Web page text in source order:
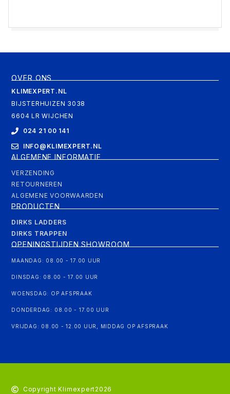
OVER ONS
KLIMEXPERT.NL
BIJSTERHUIZEN 3038
6604 LR WIJCHEN
024 21 00 141
INFO@KLIMEXPERT.NL
ALGEMENE INFORMATIE
VERZENDING
RETOURNEREN
ALGEMENE VOORWAARDEN
PRODUCTEN
DIRKS LADDERS
DIRKS TRAPPEN
OPENINGSTIJDEN SHOWROOM
MAANDAG: 08.00 - 17.00 UUR
DINSDAG: 08.00 - 17.00 UUR
WOENSDAG: OP AFSPRAAK
DONDERDAG: 08.00 - 17.00 UUR
VRIJDAG: 08.00 - 12.00 UUR, MIDDAG OP AFSPRAAK
Copyright Klimexpert2026